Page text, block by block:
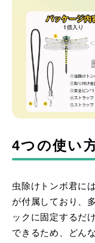
4つの使い
虫除けトンボ君に
が付属しており、
ックに固定するだ
できるため、どん